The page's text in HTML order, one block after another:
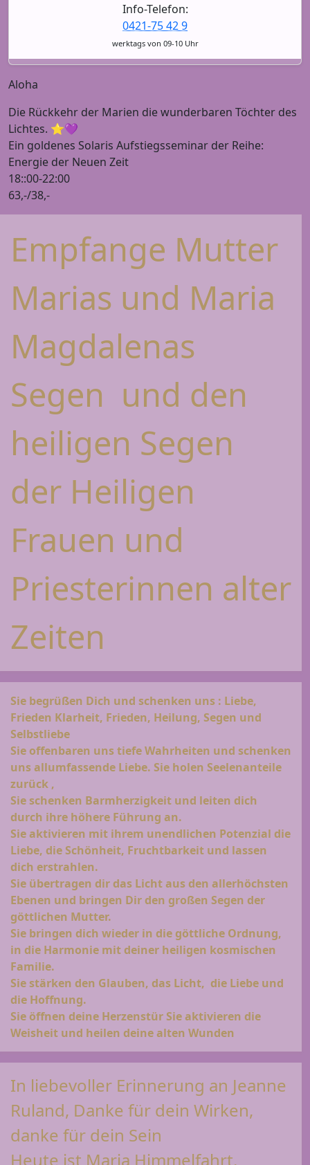
Info-Telefon:
0421-75 42 9
werktags von 09-10 Uhr
Aloha
Die Rückkehr der Marien die wunderbaren Töchter des
Lichtes. ⭐️💜
Ein goldenes Solaris Aufstiegsseminar der Reihe:
Energie der Neuen Zeit
18::00-22:00
63,-/38,-
Empfange Mutter
Marias und Maria
Magdalenas
Segen und den
heiligen Segen
der Heiligen
Frauen und
Priesterinnen alter
Zeiten
Sie begrüßen Dich und schenken uns : Liebe,
Frieden Klarheit, Frieden, Heilung, Segen und
Selbstliebe
Sie offenbaren uns tiefe Wahrheiten und schenken
uns allumfassende Liebe. Sie holen Seelenanteile
zurück ,
Sie schenken Barmherzigkeit und leiten dich
durch ihre höhere Führung an.
Sie aktivieren mit ihrem unendlichen Potenzial die
Liebe, die Schönheit, Fruchtbarkeit und lassen
dich erstrahlen.
Sie übertragen dir das Licht aus den allerhöchsten
Ebenen und bringen Dir den großen Segen der
göttlichen Mutter.
Sie bringen dich wieder in die göttliche Ordnung,
in die Harmonie mit deiner heiligen kosmischen
Familie.
Sie stärken den Glauben, das Licht, die Liebe und
die Hoffnung.
Sie öffnen deine Herzenstür Sie aktivieren die
Weisheit und heilen deine alten Wunden
In liebevoller Erinnerung an Jeanne
Ruland, Danke für dein Wirken,
danke für dein Sein
Heute ist Maria Himmelfahrt.